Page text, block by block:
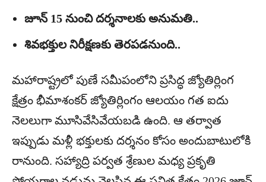
జూన్ 15 నుంచి దర్శనాలకు అనుమతి..
శివభక్తుల నిరీక్షణకు తెరపడనుంది..
మహారాష్ట్రలో పుణే సమీపంలోని ప్రసిద్ధ జ్యోతిర్లింగ
క్షేత్రం భీమాశంకర్ జ్యోతిర్లింగం ఆలయం గత ఐదు
నెలలుగా మూసివేసివేయబడి ఉంది. ఆ తర్వాత
ఇప్పుడు మళ్లీ భక్తులకు దర్శనం కోసం అందుబాటులోకి
రానుంది. సహ్యాద్రి పర్వత శ్రేణుల మధ్య ప్రకృతి